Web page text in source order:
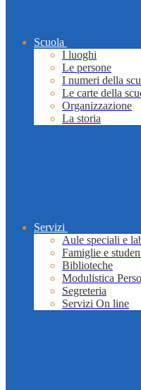
Scuola
I luoghi
Le persone
I numeri della
Le carte della
Organizzazione
La storia
Servizi
Aule speciali e
Famiglie e
Biblioteche
Modulistica
Segreteria
Servizi On line